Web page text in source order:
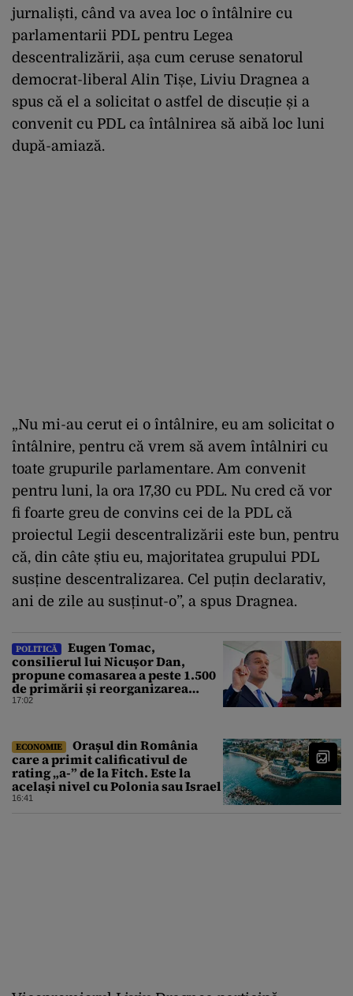
jurnaliști, când va avea loc o întâlnire cu
parlamentarii PDL pentru Legea
descentralizării, așa cum ceruse senatorul
democrat-liberal Alin Tișe, Liviu Dragnea a
spus că el a solicitat o astfel de discuție și a
convenit cu PDL ca întâlnirea să aibă loc luni
după-amiază.
„Nu mi-au cerut ei o întâlnire, eu am solicitat o
întâlnire, pentru că vrem să avem întâlniri cu
toate grupurile parlamentare. Am convenit
pentru luni, la ora 17,30 cu PDL. Nu cred că vor
fi foarte greu de convins cei de la PDL că
proiectul Legii descentralizării este bun, pentru
că, din câte știu eu, majoritatea grupului PDL
susține descentralizarea. Cel puțin declarativ,
ani de zile au susținut-o”, a spus Dragnea.
POLITICĂ
Eugen Tomac,
consilierul lui Nicușor Dan,
propune comasarea a peste 1.500
de primării și reorganizarea
administrativă a județelor
17:02
ECONOMIE
Orașul din România
care a primit calificativul de
rating „a-” de la Fitch. Este la
același nivel cu Polonia sau Israel
16:41